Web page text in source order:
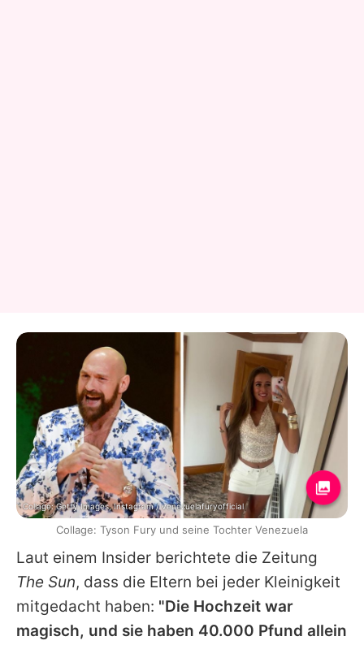
Laut einem Insider berichtete die Zeitung
The Sun, dass die Eltern bei jeder Kleinigkeit
mitgedacht haben: "Die Hochzeit war
magisch, und sie haben 40.000 Pfund allein
Collage: Getty Images, Instagram / venezuelafuryofficial
Collage: Tyson Fury und seine Tochter Venezuela